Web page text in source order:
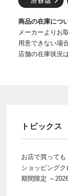
商品の在庫につ
メーカーよりお
用意できない場
店舗の在庫状況
トピックス
お店で買っても
ショッピングク
期間限定 ～